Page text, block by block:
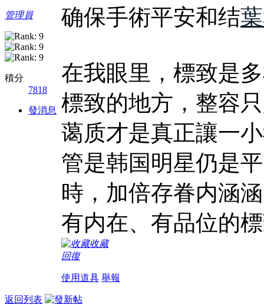
管理員
積分
7818
發消息
确保手術平安和结
在我眼里，標致是
標致的地方，整容
蔼质才是真正讓一
管是韩国明星仍是
時，加倍存眷内涵
有内在、有品位的
收藏
回復
使用道具 舉報
返回列表